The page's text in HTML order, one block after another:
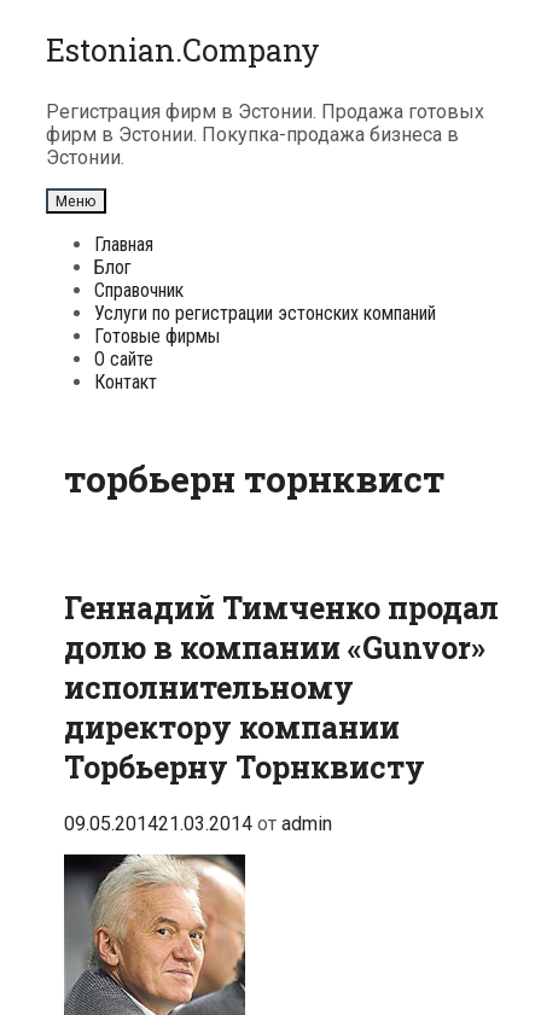
Перейти
к
Estonian.Company
Регистрация фирм в Эстонии. Продажа готовых
фирм в Эстонии. Покупка-продажа бизнеса в
Эстонии.
Меню
Главная
Блог
Справочник
Услуги по регистрации эстонских компаний
Готовые фирмы
О сайте
Контакт
торбьерн торнквист
Геннадий Тимченко продал
долю в компании «Gunvor»
исполнительному
директору компании
Торбьерну Торнквисту
09.05.201421.03.2014 от admin